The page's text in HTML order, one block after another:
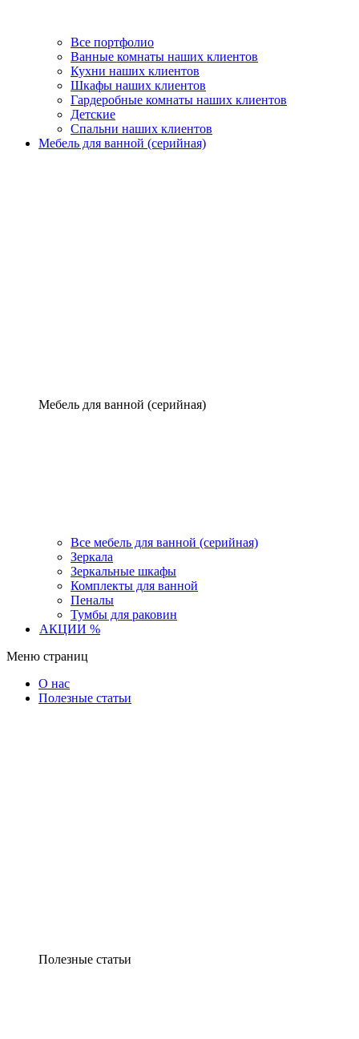
Все портфолио
Ванные комнаты наших клиентов
Кухни наших клиентов
Шкафы наших клиентов
Гардеробные комнаты наших клиентов
Детские
Спальни наших клиентов
Мебель для ванной (серийная)
Мебель для ванной (серийная)
Все мебель для ванной (серийная)
Зеркала
Зеркальные шкафы
Комплекты для ванной
Пеналы
Тумбы для раковин
АКЦИИ %
Меню страниц
О нас
Полезные статьи
Полезные статьи